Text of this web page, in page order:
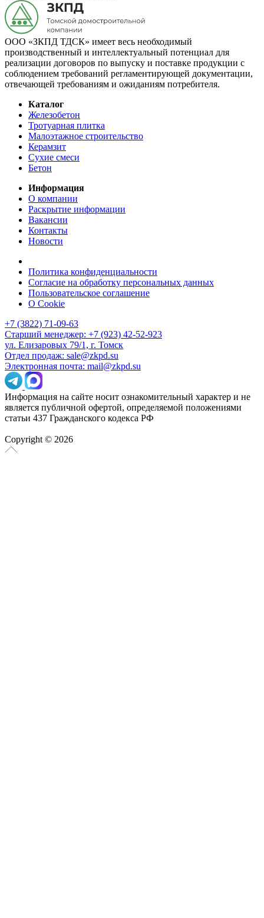
ООО «ЗКПД ТДСК» имеет весь необходимый
производственный и интеллектуальный потенциал для
реализации договоров по выпуску и поставке продукции с
соблюдением требований регламентирующей документации,
отвечающей требованиям и ожиданиям потребителя.
Каталог
Железобетон
Тротуарная плитка
Малоэтажное строительство
Керамзит
Сухие смеси
Бетон
Информация
О компании
Раскрытие информации
Вакансии
Контакты
Новости
Политика конфиденциальности
Согласие на обработку персональных данных
Пользовательское соглашение
О Cookie
+7 (3822) 71-09-63
Старший менеджер: +7 (923) 42-52-923
ул. Елизаровых 79/1, г. Томск
Отдел продаж: sale@zkpd.su
Электронная почта: mail@zkpd.su
Информация на сайте носит ознакомительный характер и не
является публичной офертой, определяемой положениями
статьи 437 Гражданского кодекса РФ
Copyright © 2026